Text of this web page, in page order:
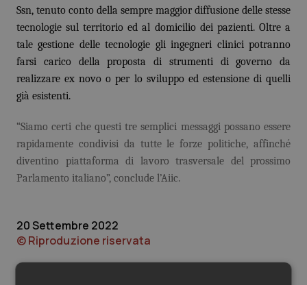
Veneto
Oncoematologia
Oncologia & Nutrizione
Psoriasi & pelle
Quotidiano Cardiologia
Quotidiano Chirurgia
Quotidiano Pediatria
Rene & patologie urogenitali
Ssn, tenuto conto della sempre maggior diffusione delle stesse
tecnologie sul territorio ed al domicilio dei pazienti. Oltre a
tale gestione delle tecnologie gli ingegneri clinici potranno
farsi carico della proposta di strumenti di governo da
realizzare ex novo o per lo sviluppo ed estensione di quelli
già esistenti.
“Siamo certi che questi tre semplici messaggi possano essere
rapidamente condivisi da tutte le forze politiche, affinché
diventino piattaforma di lavoro trasversale del prossimo
Parlamento italiano”, conclude l’Aiic.
20 Settembre 2022
© Riproduzione riservata